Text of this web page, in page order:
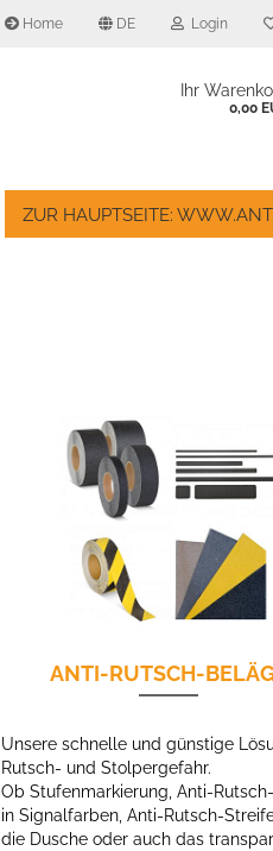
Home DE Login
Ihr
0,00
ZUR HAUPTSEITE:
ANTI-RUTSCH-
Unsere schnelle und günstige
Rutsch- und Stolpergefahr.
Ob Stufenmarkierung, Anti-
in Signalfarben, Anti-Rutsch-
die Dusche oder auch das